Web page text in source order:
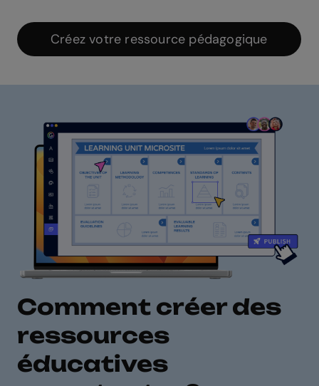
Créez votre ressource pédagogique
Comment créer des
ressources
éducatives